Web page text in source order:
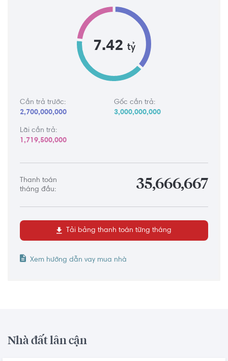
7.42 tỷ
Cần trả trước:
2,700,000,000
Gốc cần trả:
3,000,000,000
Lãi cần trả:
1,719,500,000
Thanh toán
tháng đầu:
35,666,667
Tải bảng thanh toán từng tháng
Xem hướng dẫn vay mua nhà
Nhà đất lân cận